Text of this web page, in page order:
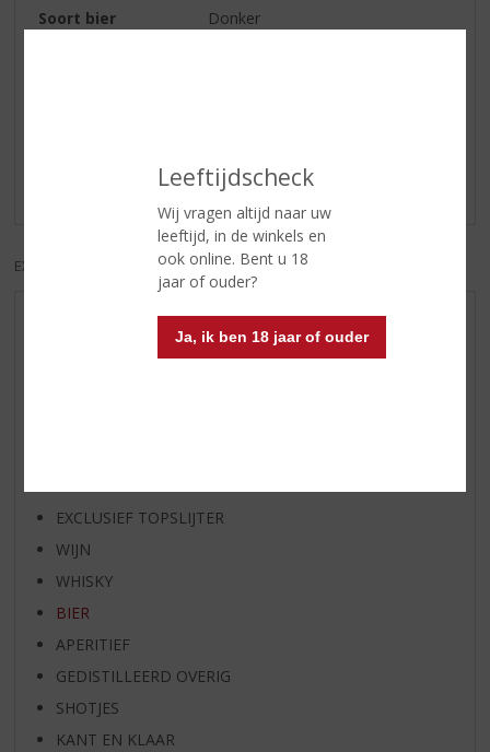
Leeftijdscheck
Wij vragen altijd naar uw
leeftijd, in de winkels en
ook online. Bent u 18
jaar of ouder?
Ja, ik ben 18 jaar of ouder
Soort bier Donker
Er zijn nog geen reviews geplaatst voor dit product
EXCL. BTW INCL. BTW
WIJN VAN DE MAAND
EXCLUSIEF TOPSLIJTER
WIJN
WHISKY
BIER
APERITIEF
GEDISTILLEERD OVERIG
SHOTJES
KANT EN KLAAR